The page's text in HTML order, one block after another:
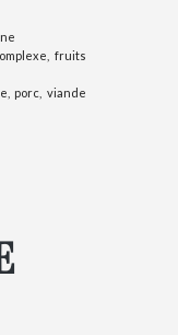
fruits
porc, viande